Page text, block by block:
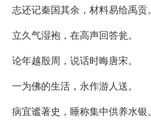
志还记秦国其余，材料易给禹贡。
立久气湿袍，在高声回答瓮。
论年越殷周，说话时晦唐宋。
一为佛的生活，永作游人送。
病宜谧著史，睡称集中供养水银。